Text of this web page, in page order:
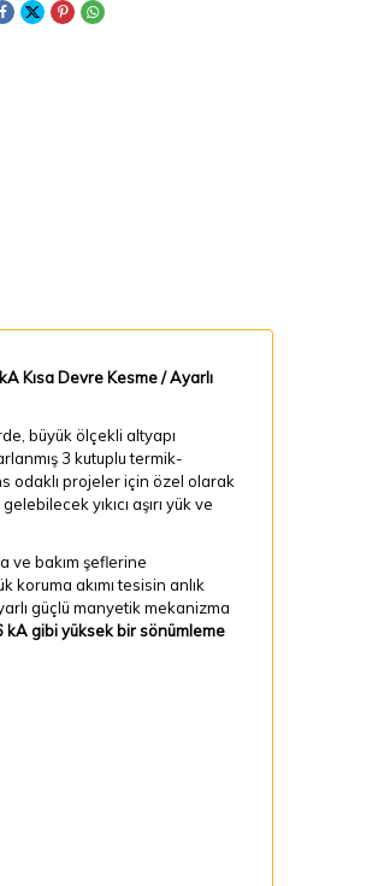
Kısa Devre Kesme / Ayarlı
büyük ölçekli altyapı
3 kutuplu termik-
odaklı projeler için özel olarak
yıkıcı aşırı yük ve
ve bakım şeflerine
akımı tesisin anlık
güçlü manyetik mekanizma
kA gibi yüksek bir sönümleme